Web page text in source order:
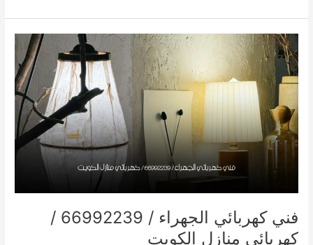
الكويت
/
66629504
/
كهربائي
منازل
الكويت
فني كهربائي الجهراء / 66992239 /
كهربائي منازل الكويت